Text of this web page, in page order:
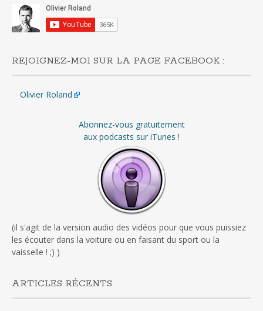
REJOIGNEZ-MOI SUR LA PAGE FACEBOOK :
Olivier Roland
Abonnez-vous gratuitement
aux podcasts sur iTunes !
(il s'agit de la version audio des vidéos pour que vous puissiez
les écouter dans la voiture ou en faisant du sport ou la
vaisselle ! ;) )
ARTICLES RÉCENTS